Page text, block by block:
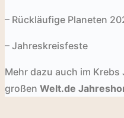
– Rückläufige Planeten
– Jahreskreisfeste
Mehr dazu auch im
großen Welt.de